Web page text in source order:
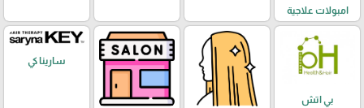
امبولات علاجية
بي اتش
سارينا كي